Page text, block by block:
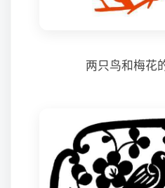
两只鸟和梅花